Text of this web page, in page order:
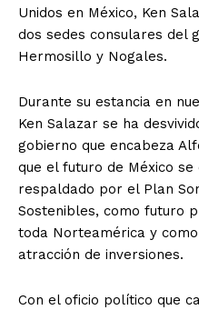
Unidos en México, Ken
dos sedes consulares del
Hermosillo y Nogales.
Durante su estancia en
Ken Salazar se ha
gobierno que encabeza
que el futuro de México
respaldado por el Plan
Sostenibles, como futuro
toda Norteamérica y
atracción de inversiones.
Con el oficio político que